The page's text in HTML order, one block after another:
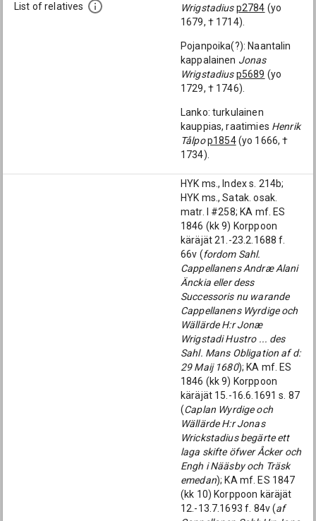
List of relatives
Wrigstadius p2784 (yo
1679, † 1714).
Pojanpoika(?): Naantalin
kappalainen Jonas
Wrigstadius p5689 (yo
1729, † 1746).
Lanko: turkulainen
kauppias, raatimies Henrik
Tålpo p1854(yo 1666, †
1734).
HYK ms., Index s. 214b;
HYK ms., Satak. osak.
matr. I #258; KA mf. ES
1846 (kk 9) Korppoon
käräjät 21.-23.2.1688 f.
66v (fordom Sahl.
Cappellanens Andræ Alani
Änckia eller dess
Successoris nu warande
Cappellanens Wyrdige och
Wällärde H:r Jonæ
Wrigstadi Hustro ... des
Sahl. Mans Obligation af d:
29 Maij 1680); KA mf. ES
1846 (kk 9) Korppoon
käräjät 15.-16.6.1691 s. 87
(Caplan Wyrdige och
Wällärde H:r Jonas
Wrickstadius begärte ett
laga skifte öfwer Åcker och
Engh i Nääsby och Träsk
emedan); KA mf. ES 1847
(kk 10) Korppoon käräjät
12.-13.7.1693 f. 84v (af